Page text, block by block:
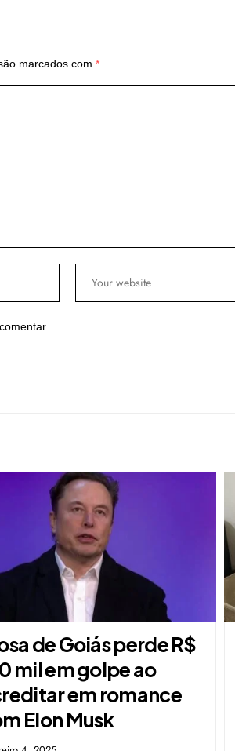
marcados com *
de Goiás perde R$
mil em golpe ao
em romance
Elon Musk